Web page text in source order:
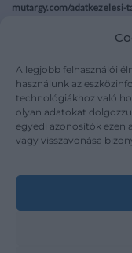
A legjobb felhasználói
használunk az
technológiákhoz való
olyan adatokat
egyedi azonosítók ezen
vagy visszavonása
mutargy.com/adatkezelesi-
Médiaajánlat
Karrier
Kapcsolat